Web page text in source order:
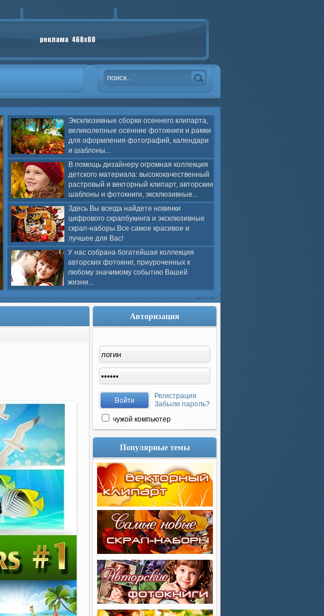
Эксклюзивные сборки осеннего клипарта,
великолепные осенние фотокниги и рамки
для оформления фотографий, календари
и шаблоны...
В помощь дизайнеру огромная коллекция
детского материала: высококачественный
растровый и векторный клипарт, авторские
шаблоны и фотокниги, эксклюзивные...
Здесь Вы всегда найдете новинки
цифрового скрапбукинга и эксклюзивные
скрап-наборы.Все самое красивое и
лучшее для Вас!
У нас собрана богатейшая коллекция
авторских фотокниг, приуроченных к
любому значимому событию Вашей
жизни...
Авторизация
Регистрация
Забыли пароль?
чужой компьютер
Популярные темы